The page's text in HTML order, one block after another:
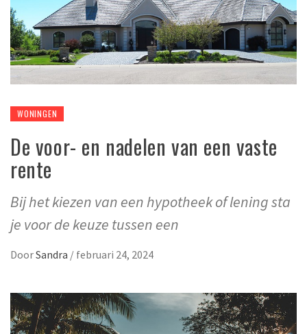
WONINGEN
De voor- en nadelen van een vaste
rente
Bij het kiezen van een hypotheek of lening sta
je voor de keuze tussen een
DoorSandra / februari 24, 2024